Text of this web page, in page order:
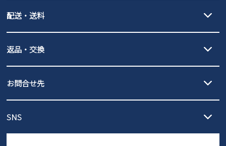
PayPay（オンライン決済）、代金引換のご利用が可能です。
配送・送料
北海道・本州・四国・九州…550円
3,980円（税込）以上お買い上げで送料無料
発送日・送料詳細については
ご利用ください。
全国一律…220円（税込）
発送日・送料詳細についてはご利用ガイドを
ご利用ください。
返品・交換
の片道無料サービスを実施中！
ントとしても安心してご利用いただけるよう、サイズ交換の受付期
お問合せ先
営業時間：11時～17時
SNS